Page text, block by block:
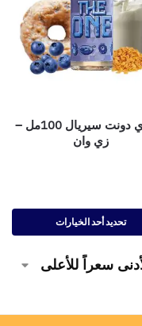
بلوبري دونت سيريال 100مل –
زي وان
تحديد أحد الخيارات